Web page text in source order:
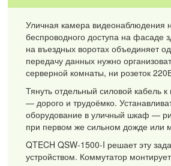
Уличная камера видеонаблюдения
беспроводного доступа на фасаде
на въездных воротах объединяет
передачу данных нужно
серверной комнаты, ни розеток
Тянуть отдельный силовой кабель к
— дорого и трудоёмко.
оборудование в уличный шкаф —
при первом же сильном дожде или
QTECH QSW-1500-I решает эту
устройством. Коммутатор